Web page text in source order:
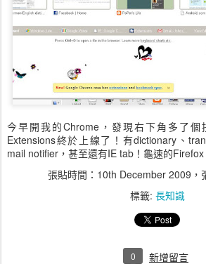
今早開我的Chrome，發現右下角多了個
Extensions終於上線了！有dictionary、
mail notifier，甚至還有IE tab！龜速的Firefox
張貼時間： 10th December 2009 ，
標籤: 長知識
0 新增留言